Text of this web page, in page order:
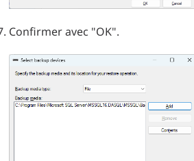
Confirmer avec "OK".